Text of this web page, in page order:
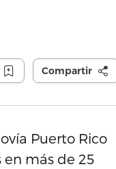
Compartir
Puerto Rico
en más de 25